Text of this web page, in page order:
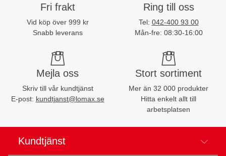
Fri frakt
Vid köp över 999 kr
Snabb leverans
Ring till oss
Tel: 042-400 93 00
Mån-fre: 08:30-16:00
Mejla oss
Skriv till vår kundtjänst
E-post: kundtjanst@lomax.se
Stort sortiment
Mer än 32 000 produkter
Hitta enkelt allt till
arbetsplatsen
Kundtjänst